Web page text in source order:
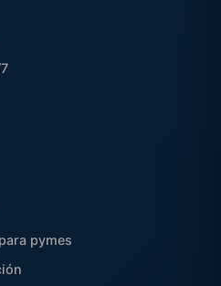
pymes